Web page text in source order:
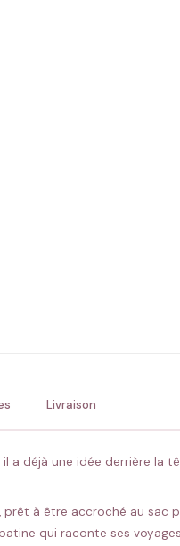
Livraison
a déjà une idée derrière
à être accroché au
qui raconte ses